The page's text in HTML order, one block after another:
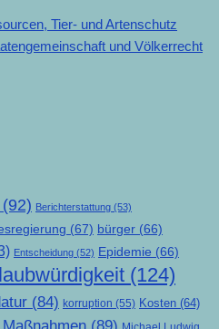
Tier- und Artenschutz
und Völkerrecht
(92) Berichterstattung (53)
(67) bürger (66)
Entscheidung (52) Epidemie (66)
(124)
(84) korruption (55) Kosten (64)